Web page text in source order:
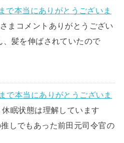
で本当にありがとうございま
まコメントありがとうござい
、髪を伸ばされていたので
で本当にありがとうございま
眠状態は理解しています
しでもあった前田元司令官の